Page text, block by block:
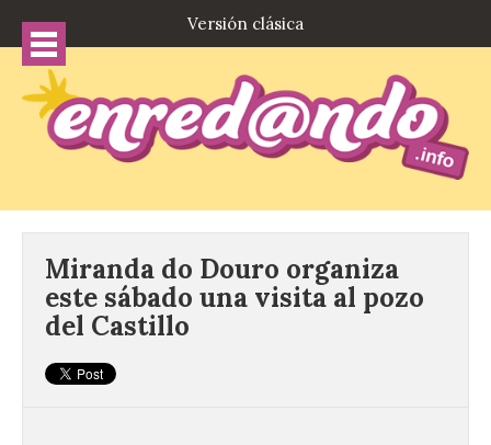
Versión clásica
Miranda do Douro organiza
este sábado una visita al pozo
del Castillo